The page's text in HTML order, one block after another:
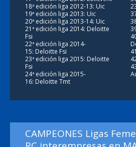
18ª edición liga 2012-13: Uic
19ª edición liga 2013: Uic
20ª edición liga 2013-14: Uic
21ª edición liga 2014: Deloitte
Fsi
22ª edición liga 2014-
15: Deloitte Fsi
23ª edición liga 2015: Deloitte
Fsi
24ª edición liga 2015-
16: Deloitte Tmt
CAMPEONES Ligas